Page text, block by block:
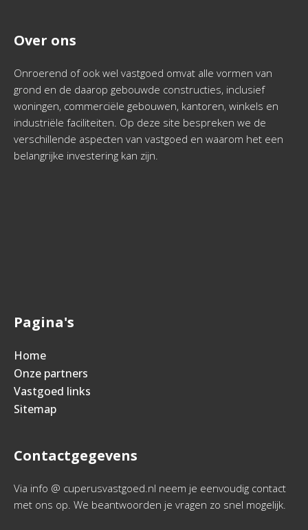
Over ons
Onroerend of ook wel vastgoed omvat alle vormen van
grond en de daarop gebouwde constructies, inclusief
woningen, commerciële gebouwen, kantoren, winkels en
industriële faciliteiten. Op deze site bespreken we de
verschillende aspecten van vastgoed en waarom het een
belangrijke investering kan zijn.
Pagina's
Home
Onze partners
Vastgoed links
Sitemap
Contactgegevens
Via info @ cuperusvastgoed.nl neem je eenvoudig contact
met ons op. We beantwoorden je vragen zo snel mogelijk.